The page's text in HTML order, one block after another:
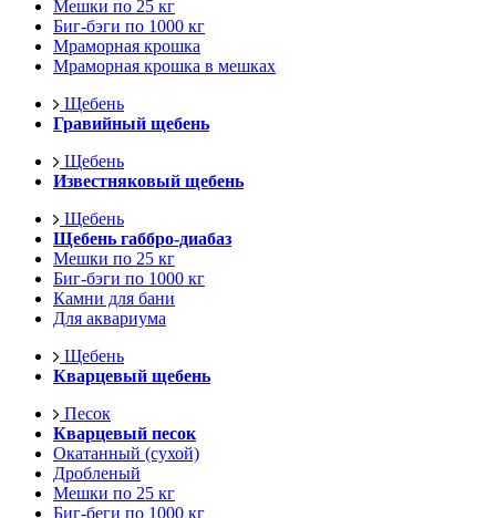
Мешки по 25 кг
Биг-бэги по 1000 кг
Мраморная крошка
Мраморная крошка в мешках
Щебень
Гравийный щебень
Щебень
Известняковый щебень
Щебень
Щебень габбро-диабаз
Мешки по 25 кг
Биг-бэги по 1000 кг
Камни для бани
Для аквариума
Щебень
Кварцевый щебень
Песок
Кварцевый песок
Окатанный (сухой)
Дробленый
Мешки по 25 кг
Биг-беги по 1000 кг